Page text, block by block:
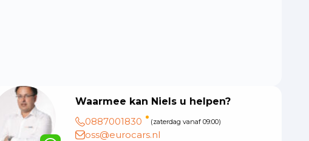
Waarmee kan Niels u helpen?
0887001830
(zaterdag vanaf 09:00)
oss@eurocars.nl